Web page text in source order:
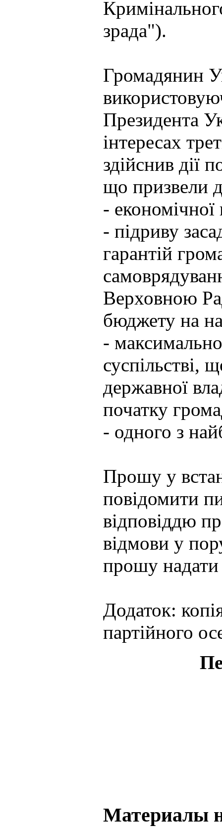
зрада").
Громадянин
Президента
інтересах
здійснив дії
що призвели
-
- підриву
гарантій
Верховною
бюджету на
-
суспільстві,
державної
початку
- одного з
Прошу у
повідомити
відповіддю
відмови у
прошу надати
Додаток:
партійного
Материалы